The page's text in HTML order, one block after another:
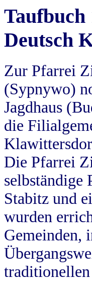
Taufbuch
Deutsch
Zur Pfarrei
(Sypnywo)
Jagdhaus
die
Die Pfarrei
Stabitz und
wurden
Gemeinden,